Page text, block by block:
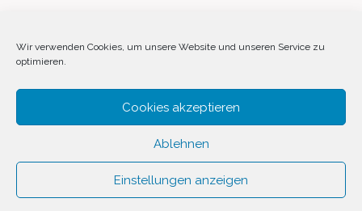
Wir verwenden Cookies, um unsere Website und unseren Service zu
optimieren.
Cookies akzeptieren
Ablehnen
Einstellungen anzeigen
Impressum Datenschutz
Disclaimer
© 2026 Invest Inside by